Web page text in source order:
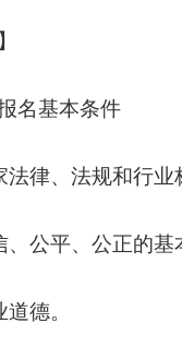
】
名基本条件
法律、法规和行业
、公平、公正的基
德。